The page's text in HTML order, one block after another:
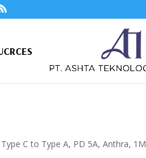
C to Type A, PD 5A, Anthra, 1M